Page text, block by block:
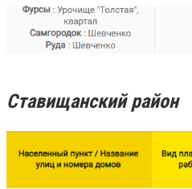
Ставищанский район